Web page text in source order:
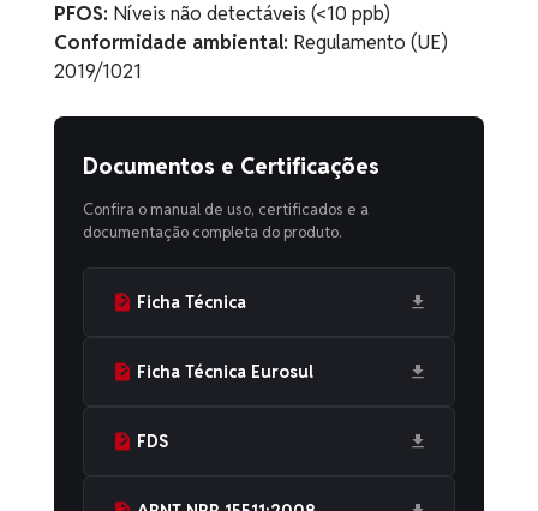
PFOS: Níveis não detectáveis (<10 ppb)
Conformidade ambiental: Regulamento (UE)
2019/1021
Documentos e Certificações
Confira o manual de uso, certificados e a
documentação completa do produto.
Ficha Técnica
Ficha Técnica Eurosul
FDS